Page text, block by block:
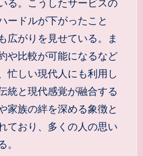
る。こうしたサービスの
ードルが下がったこと
広がりを見せている。ま
や比較が可能になるなど
忙しい現代人にも利用し
統と現代感覚が融合する
家族の絆を深める象徴と
ており、多くの人の思い